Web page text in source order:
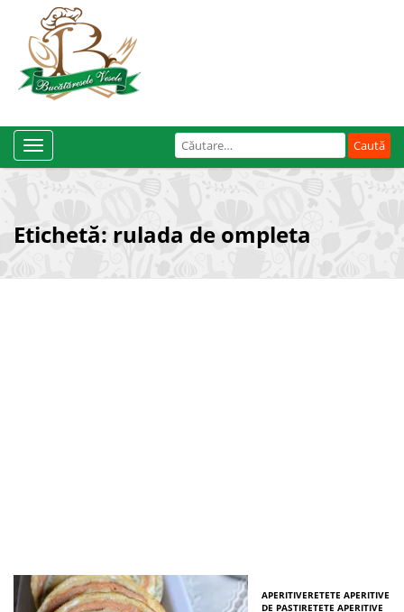
Caută
după:
Toggle
Navigation
Etichetă: rulada de ompleta
APERITIVERETETE APERITIVE
DE PASTIRETETE APERITIVE